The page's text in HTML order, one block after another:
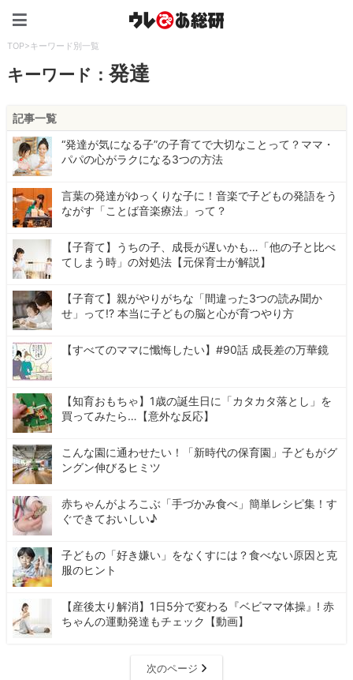
TOP>キーワード別一覧
キーワード：発達
記事一覧
“発達が気になる子”の子育てで大切なことって？ママ・
パパの心がラクになる3つの方法
言葉の発達がゆっくりな子に！音楽で子どもの発語をう
ながす「ことば音楽療法」って？
【子育て】うちの子、成長が遅いかも…「他の子と比べ
てしまう時」の対処法【元保育士が解説】
【子育て】親がやりがちな「間違った3つの読み聞か
せ」って!? 本当に子どもの脳と心が育つやり方
【すべてのママに懺悔したい】#90話 成長差の万華鏡
【知育おもちゃ】1歳の誕生日に「カタカタ落とし」を
買ってみたら…【意外な反応】
こんな園に通わせたい！「新時代の保育園」子どもがグ
ングン伸びるヒミツ
赤ちゃんがよろこぶ「手づかみ食べ」簡単レシピ集！す
ぐできておいしい♪
子どもの「好き嫌い」をなくすには？食べない原因と克
服のヒント
【産後太り解消】1日5分で変わる『ベビママ体操』! 赤
ちゃんの運動発達もチェック【動画】
次のページ